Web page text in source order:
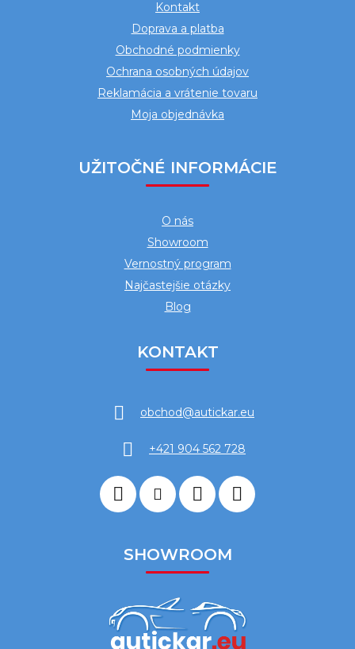
Kontakt
Doprava a platba
Obchodné podmienky
Ochrana osobných údajov
Reklamácia a vrátenie tovaru
Moja objednávka
UŽITOČNÉ INFORMÁCIE
O nás
Showroom
Vernostný program
Najčastejšie otázky
Blog
KONTAKT
obchod@autickar.eu
+421 904 562 728
SHOWROOM